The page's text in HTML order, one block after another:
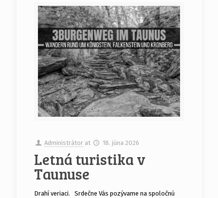
Administrátor at 18. júna 2026
Letná turistika v
Taunuse
Drahí veriaci. Srdečne Vás pozývame na spoločnú